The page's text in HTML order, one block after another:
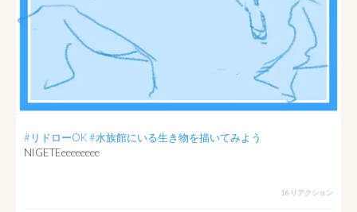
#リドローOK#水族館にいる生き物を描いてみよう
NIGETEeeeeeeee
16 リアクション